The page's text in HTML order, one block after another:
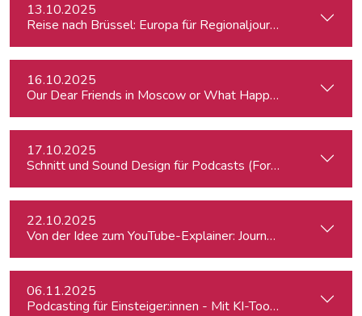
13.10.2025
Reise nach Brüssel: Europa für Regionaljournalist:innen
16.10.2025
Our Dear Friends in Moscow or What Happened to
17.10.2025
Schnitt und Sound Design für Podcasts (Fortgeschrittene)
22.10.2025
Von der Idee zum YouTube-Explainer: Journalistische
06.11.2025
Podcasting für Einsteiger:innen - Mit KI-Tools zum Erfolg